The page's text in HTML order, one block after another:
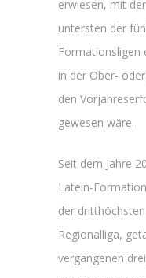
erwiesen, mit
untersten der
Formationsligen
in der Ober-
den
gewesen wäre.
Seit dem Jahre
Latein-
der
Regionalliga,
vergangenen